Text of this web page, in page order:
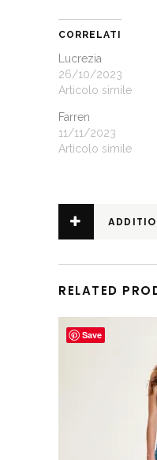
CORRELATI
Lucrezia
26/10/2023
Articolo simile
Farren
11/11/2023
Articolo simile
RELATED
Save